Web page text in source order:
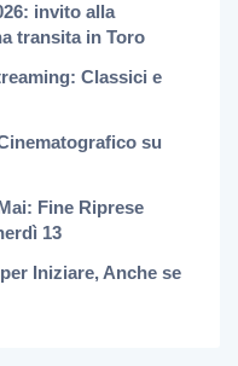
invito alla
transita in Toro
Classici e
su
Fine Riprese
13
Iniziare, Anche se